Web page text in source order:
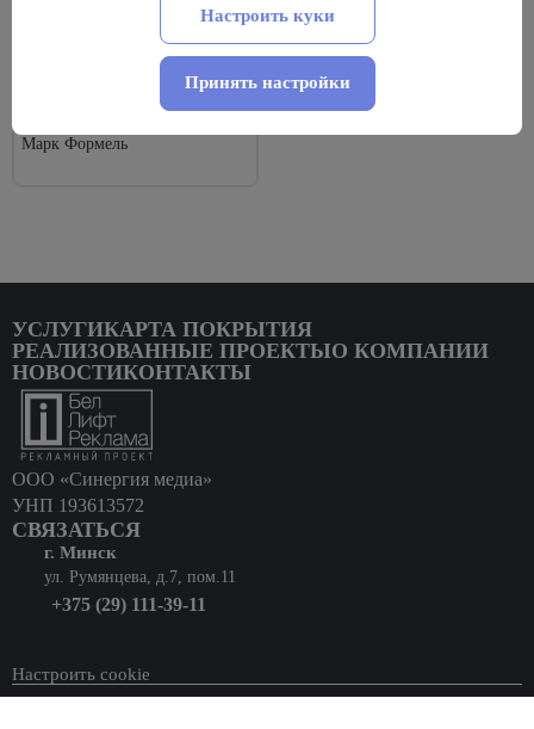
Марк Формель
УСЛУГИКАРТА ПОКРЫТИЯ
РЕАЛИЗОВАННЫЕ ПРОЕКТЫО КОМПАНИИ
НОВОСТИКОНТАКТЫ
ООО «Синергия медиа»
УНП 193613572
СВЯЗАТЬСЯ
г. Минск
ул. Румянцева, д.7, пом.11
+375 (29) 111-39-11
Настроить cookie
Настроить куки
Принять настройки